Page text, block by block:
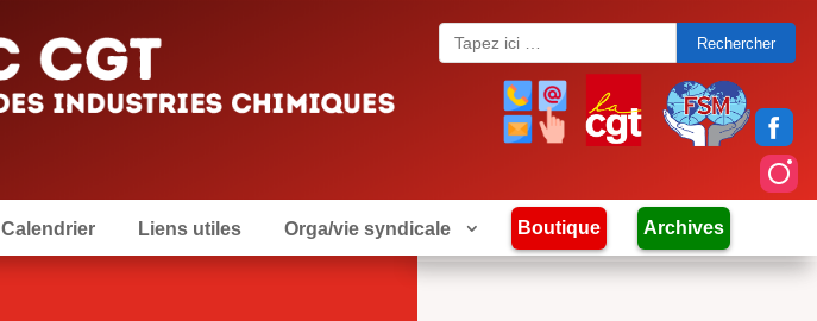
Search
for:
Calendrier Liens utiles Orga/vie syndicale Boutique Archives